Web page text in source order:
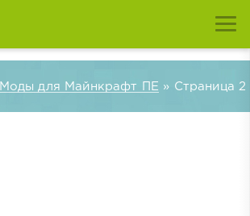
Моды для Майнкрафт ПЕ » Страница 2